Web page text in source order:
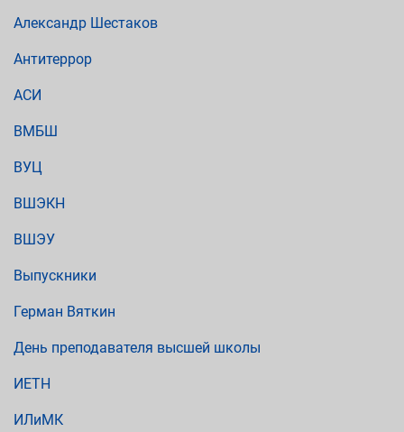
Александр Шестаков
Антитеррор
АСИ
ВМБШ
ВУЦ
ВШЭКН
ВШЭУ
Выпускники
Герман Вяткин
День преподавателя высшей школы
ИЕТН
ИЛиМК